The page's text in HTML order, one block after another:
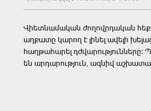
Վիետնամական ժողովրդական
աղքատը կարող է լինել ավելի
հաղթահարել
են արդարություն, ազնիվ